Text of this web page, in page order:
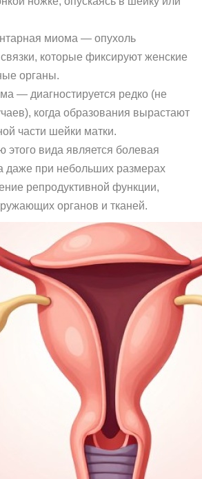
миома — опухоль
которые фиксируют женские
органы.
— диагностируется редко (не
когда образования вырастают
части шейки матки.
этого вида является болевая
даже при небольших размерах
репродуктивной функции,
органов и тканей.